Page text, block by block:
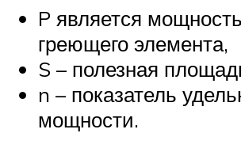
P является
греющего элемента,
S – полезная
n – показатель
мощности.